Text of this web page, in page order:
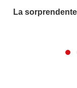
La